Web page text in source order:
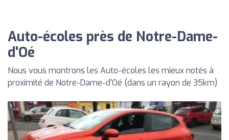
Auto-écoles près de Notre-Dame-
d'Oé
Nous vous montrons les Auto-écoles les mieux notés à
proximité de Notre-Dame-d'Oé (dans un rayon de 35km)